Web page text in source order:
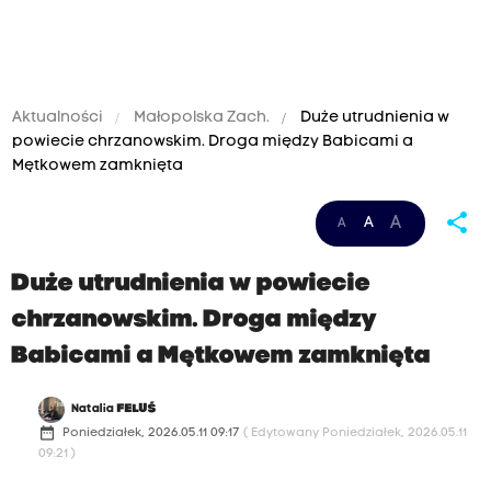
Aktualności Małopolska Zach.
Duże utrudnienia w
powiecie chrzanowskim. Droga między Babicami a
Mętkowem zamknięta
A A A share
Duże utrudnienia w powiecie
chrzanowskim. Droga między
Babicami a Mętkowem zamknięta
Natalia FELUŚ
date_range Poniedziałek, 2026.05.11 09:17 ( Edytowany Poniedziałek, 2026.05.11
09:21 )